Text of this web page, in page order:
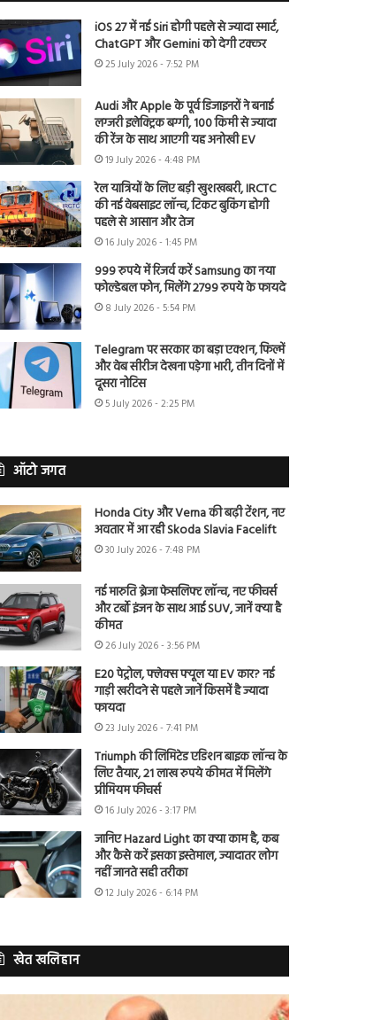
iOS 27 में नई Siri होगी पहले से ज्यादा स्मार्ट,
ChatGPT और Gemini को देगी टक्कर
25 July 2026 - 7:52 PM
Audi और Apple के पूर्व डिजाइनरों ने बनाई
लग्जरी इलेक्ट्रिक बग्गी, 100 किमी से ज्यादा
की रेंज के साथ आएगी यह अनोखी EV
19 July 2026 - 4:48 PM
रेल यात्रियों के लिए बड़ी खुशखबरी, IRCTC
की नई वेबसाइट लॉन्च, टिकट बुकिंग होगी
पहले से आसान और तेज
16 July 2026 - 1:45 PM
999 रुपये में रिजर्व करें Samsung का नया
फोल्डेबल फोन, मिलेंगे 2799 रुपये के फायदे
8 July 2026 - 5:54 PM
Telegram पर सरकार का बड़ा एक्शन, फिल्में
और वेब सीरीज देखना पड़ेगा भारी, तीन दिनों में
दूसरा नोटिस
5 July 2026 - 2:25 PM
ऑटो जगत
Honda City और Verna की बढ़ी टेंशन, नए
अवतार में आ रही Skoda Slavia Facelift
30 July 2026 - 7:48 PM
नई मारुति ब्रेजा फेसलिफ्ट लॉन्च, नए फीचर्स
और टर्बो इंजन के साथ आई SUV, जानें क्या है
कीमत
26 July 2026 - 3:56 PM
E20 पेट्रोल, फ्लेक्स फ्यूल या EV कार? नई
गाड़ी खरीदने से पहले जानें किसमें है ज्यादा
फायदा
23 July 2026 - 7:41 PM
Triumph की लिमिटेड एडिशन बाइक लॉन्च के
लिए तैयार, 21 लाख रुपये कीमत में मिलेंगे
प्रीमियम फीचर्स
16 July 2026 - 3:17 PM
जानिए Hazard Light का क्या काम है, कब
और कैसे करें इसका इस्तेमाल, ज्यादातर लोग
नहीं जानते सही तरीका
12 July 2026 - 6:14 PM
खेत खलिहान